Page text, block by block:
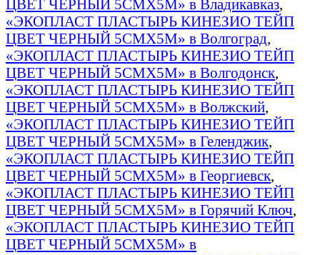
ЦВЕТ ЧЕРНЫЙ 5СМХ5М» в Владикавказ,
«ЭКОПЛАСТ ПЛАСТЫРЬ КИНЕЗИО ТЕЙП
ЦВЕТ ЧЕРНЫЙ 5СМХ5М» в Волгоград,
«ЭКОПЛАСТ ПЛАСТЫРЬ КИНЕЗИО ТЕЙП
ЦВЕТ ЧЕРНЫЙ 5СМХ5М» в Волгодонск,
«ЭКОПЛАСТ ПЛАСТЫРЬ КИНЕЗИО ТЕЙП
ЦВЕТ ЧЕРНЫЙ 5СМХ5М» в Волжский,
«ЭКОПЛАСТ ПЛАСТЫРЬ КИНЕЗИО ТЕЙП
ЦВЕТ ЧЕРНЫЙ 5СМХ5М» в Геленджик,
«ЭКОПЛАСТ ПЛАСТЫРЬ КИНЕЗИО ТЕЙП
ЦВЕТ ЧЕРНЫЙ 5СМХ5М» в Георгиевск,
«ЭКОПЛАСТ ПЛАСТЫРЬ КИНЕЗИО ТЕЙП
ЦВЕТ ЧЕРНЫЙ 5СМХ5М» в Горячий Ключ,
«ЭКОПЛАСТ ПЛАСТЫРЬ КИНЕЗИО ТЕЙП
ЦВЕТ ЧЕРНЫЙ 5СМХ5М» в